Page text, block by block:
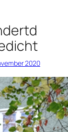
2020